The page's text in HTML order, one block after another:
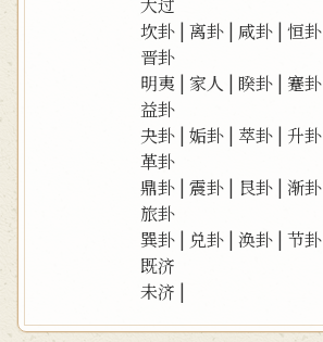
坎卦 |离卦 | 咸卦 |恒卦
晋卦
明夷 |家人 |睽卦 | 蹇卦
益卦
夬卦 |姤卦 | 萃卦 |升卦
革卦
鼎卦 |震卦 | 艮卦 |渐卦
旅卦
巽卦 | 兑卦 |涣卦 |节卦
既济
未济 |